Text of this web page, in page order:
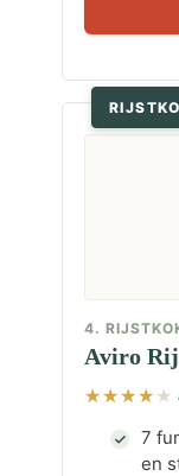
4.
Aviro
7
en